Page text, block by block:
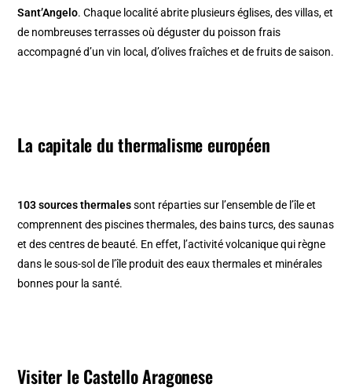
Sant’Angelo. Chaque localité abrite plusieurs églises, des villas, et
de nombreuses terrasses où déguster du poisson frais
accompagné d’un vin local, d’olives fraîches et de fruits de saison.
La capitale du thermalisme européen
103 sources thermalessont réparties sur l’ensemble de l’île et
comprennent des piscines thermales, des bains turcs, des saunas
et des centres de beauté. En effet, l’activité volcanique qui règne
dans le sous-sol de l’île produit des eaux thermales et minérales
bonnes pour la santé.
Visiter le Castello Aragonese